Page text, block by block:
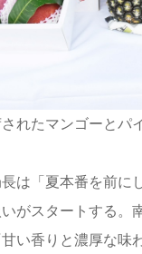
れたマンゴーとパ
は「夏本番を前に
がスタートする。
い香りと濃厚な味